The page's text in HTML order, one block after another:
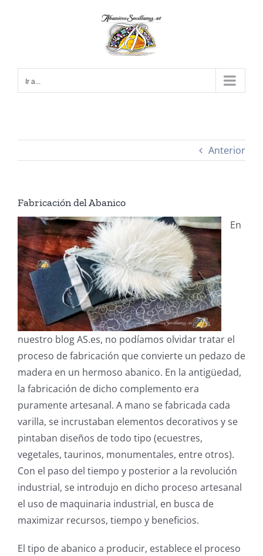
Ir a...
Anterior
Fabricación del Abanico
En
nuestro blog AS.es, no podíamos olvidar tratar el
proceso de fabricación que convierte un pedazo de
madera en un hermoso abanico. En la antigüedad,
la fabricación de dicho complemento era
puramente artesanal. A mano se fabricada cada
varilla, se incrustaban elementos decorativos y se
pintaban diseños de todo tipo (ecuestres,
vegetales, taurinos, monumentales, entre otros).
Con el paso del tiempo y posterior a la revolución
industrial, se introdujo en dicho proceso artesanal
el uso de maquinaria industrial, en busca de
maximizar recursos, tiempo y beneficios.
El tipo de abanico a producir, establece el proceso